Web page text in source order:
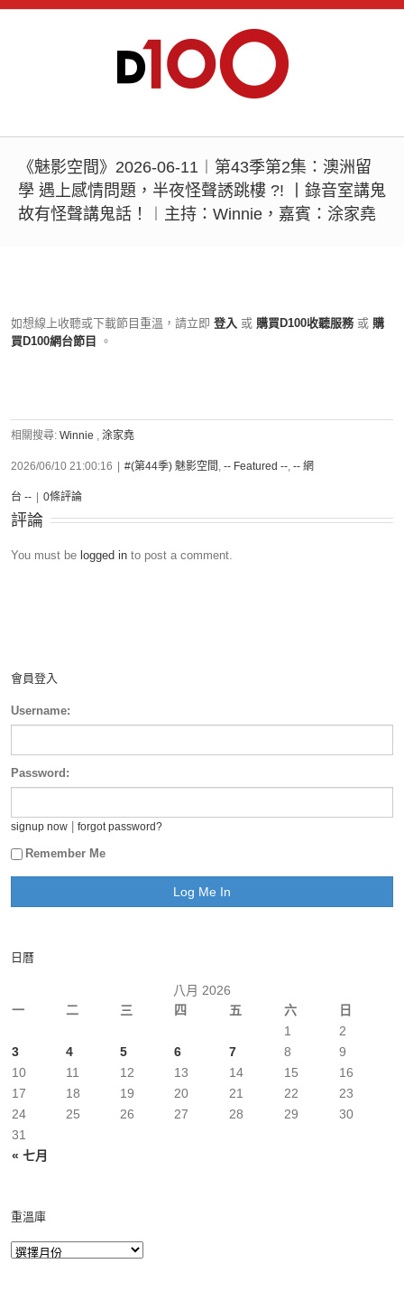
《魅影空間》2026-06-11︱第43季第2集：澳洲留
學 遇上感情問題，半夜怪聲誘跳樓 ?! 丨錄音室講鬼
故有怪聲講鬼話！︱主持：Winnie，嘉賓：涂家堯
如想線上收聽或下載節目重溫，請立即 登入 或 購買D100收聽服務 或 購
買D100網台節目
。
相關搜尋: Winnie , 涂家堯
2026/06/10 21:00:16 #(第44季) 魅影空間 , -- Featured --, -- 網
台 -- 0條評論
評論
You must be logged in to post a comment.
會員登入
Username:
Password:
signup now forgot password?
Remember Me
日曆
八月 2026
一
二 三 四 五 六 日
« 七月
1
2
3
4 5 6 7 8
9
10
11 12 13 14 15
16
17
18 19 20 21 22
23
24
25 26 27 28 29
30
31
重溫庫